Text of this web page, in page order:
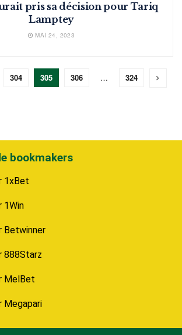
pris sa décision pour Tariq
Lamptey
MAI 24, 2023
304 305 306 … 324
bookmakers
1xBet
1Win
Betwinner
888Starz
MelBet
Megapari